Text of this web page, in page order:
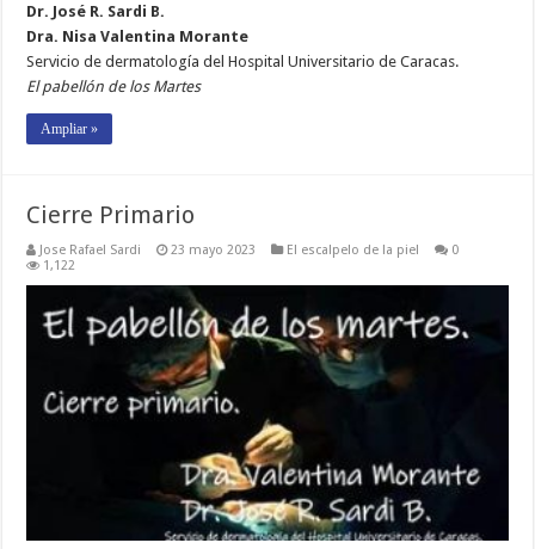
Dr. José R. Sardi B.
Dra. Nisa Valentina Morante
Servicio de dermatología del Hospital Universitario de Caracas.
El pabellón de los Martes
Ampliar »
Cierre Primario
Jose Rafael Sardi 23 mayo 2023 El escalpelo de la piel
0
1,122